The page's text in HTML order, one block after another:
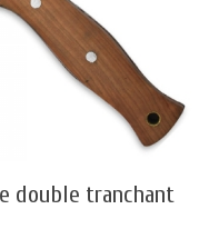
double tranchant